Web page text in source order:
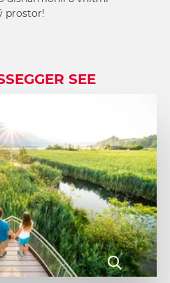
prostor!
SEE